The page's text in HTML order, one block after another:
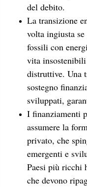
del debito.
La transizione
volta ingiusta
fossili con
vita
distruttive. Una
sostegno
sviluppati,
I finanziamenti
assumere la
privato, che
emergenti e
Paesi più ricchi
che devono